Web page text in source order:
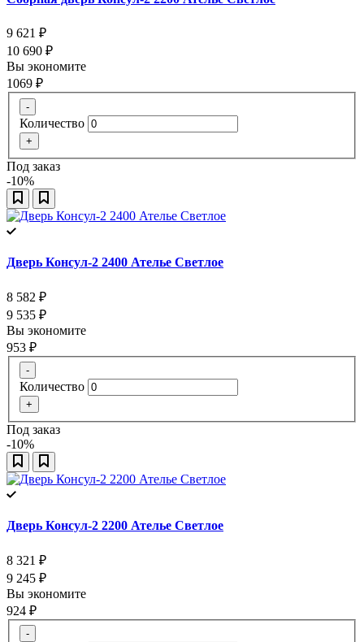
9 621 ₽
10 690 ₽
Вы экономите
1069 ₽
-
Количество
+
Под заказ
-10%
Дверь Консул-2 2400 Ателье Светлое
8 582 ₽
9 535 ₽
Вы экономите
953 ₽
-
Количество
+
Под заказ
-10%
Дверь Консул-2 2200 Ателье Светлое
8 321 ₽
9 245 ₽
Вы экономите
924 ₽
-